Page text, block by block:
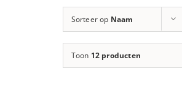
Zelf samenstellen
Sorteer op Naam
Toon 12 producten